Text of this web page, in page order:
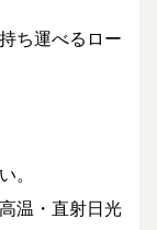
ち運べるロー
。
温・直射日光